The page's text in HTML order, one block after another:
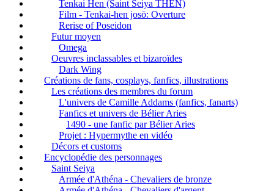
Tenkai Hen (Saint Seiya THEN)
Film - Tenkai-hen josō: Overture
Rerise of Poseidon
Futur moyen
Omega
Oeuvres inclassables et bizaroïdes
Dark Wing
Créations de fans, cosplays, fanfics, illustrations
Les créations des membres du forum
L'univers de Camille Addams (fanfics, fanarts)
Fanfics et univers de Bélier Aries
1490 - une fanfic par Bélier Aries
Projet : Hypermythe en vidéo
Décors et customs
Encyclopédie des personnages
Saint Seiya
Armée d'Athéna - Chevaliers de bronze